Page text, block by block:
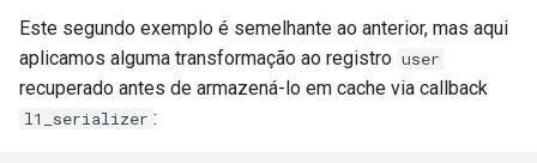
Este segundo exemplo é semelhante ao anterior, mas aqui
aplicamos alguma transformação ao registro user
recuperado antes de armazená-lo em cache via callback
l1_serializer :